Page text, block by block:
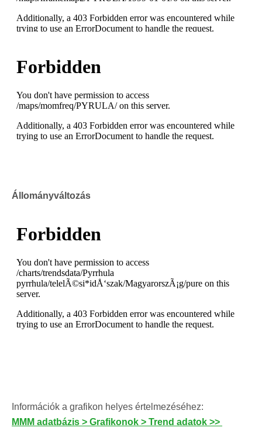
Állományváltozás
Információk a grafikon helyes értelmezéséhez:
MMM adatbázis > Grafikonok > Trend adatok >>